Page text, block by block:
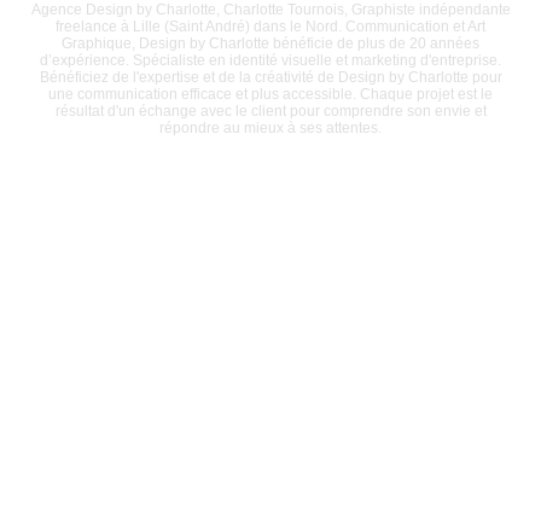
Agence Design by Charlotte, Charlotte Tournois, Graphiste indépendante
freelance à Lille (Saint André) dans le Nord. Communication et Art
Graphique, Design by Charlotte bénéficie de plus de 20 années
d’expérience. Spécialiste en identité visuelle et marketing d'entreprise.
Bénéficiez de l'expertise et de la créativité de Design by Charlotte pour
une communication efficace et plus accessible. Chaque projet est le
résultat d'un échange avec le client pour comprendre son envie et
répondre au mieux à ses attentes.